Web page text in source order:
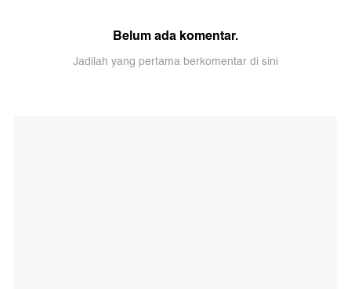
Belum ada komentar.
Jadilah yang pertama berkomentar di sini